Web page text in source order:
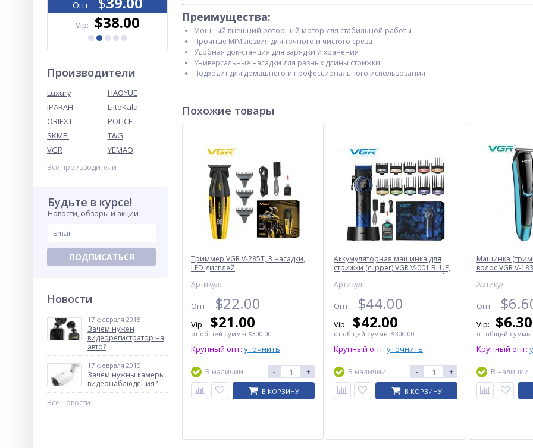
Опт
Vip: $38.00
Опт
$24.20
Опт
$2.20
Опт
Производители
Luxury
HAOYUE
IPARAH
LiitoKala
ORIEXT
POLICE
SKMEI
T&G
VGR
YEMAO
Все производители
Будьте в курсе!
Новости, обзоры и акции
ПОДПИСАТЬСЯ
Новости
17 февраля 2015
Зачем нужен
видеорегистратор на
авто?
17 февраля 2015
Зачем нужны камеры
видеонаблюдения?
Все новости
Преимущества:
Мощный внешний роторный мотор для стабильной работы
Прочные MIM-лезвия для точного и чистого среза
Удобная док-станция для зарядки и хранения
Универсальные насадки для разных длины стрижки
Подходит для домашнего и профессионального использования
Похожие товары
Триммер VGR V-285T, 3 насадки,
LED дисплей
Артикул: -
Опт $22.00
Vip: $21.00
от общей суммы $300.00...
Крупный опт: уточнить
В наличии - +
В КОРЗИНУ
Аккумуляторная машинка для
стрижки (clipper) VGR V-001 BLUE,
10 насадок, 9000 RPM, 4600 mAh,
LED light, LED display
Артикул: -
Опт $44.00
Vip: $42.00
от общей суммы $300.00...
Крупный опт: уточнить
В наличии - +
В КОРЗИНУ
Машинка
волос VGR V-
Артикул: -
Опт $
Vip: $6.30
от общей суммы
Крупный опт:
В наличии